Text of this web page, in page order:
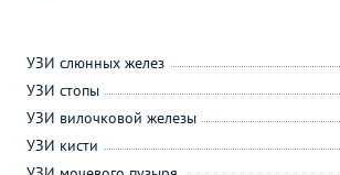
УЗИ слюнных желез
УЗИ стопы
УЗИ вилочковой железы
УЗИ кисти